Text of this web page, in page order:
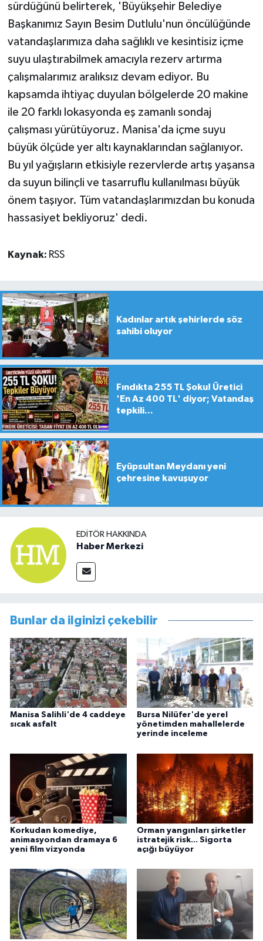
sürdüğünü belirterek, 'Büyükşehir Belediye
Başkanımız Sayın Besim Dutlulu'nun öncülüğünde
vatandaşlarımıza daha sağlıklı ve kesintisiz içme
suyu ulaştırabilmek amacıyla rezerv artırma
çalışmalarımız aralıksız devam ediyor. Bu
kapsamda ihtiyaç duyulan bölgelerde 20 makine
ile 20 farklı lokasyonda eş zamanlı sondaj
çalışması yürütüyoruz. Manisa'da içme suyu
büyük ölçüde yer altı kaynaklarından sağlanıyor.
Bu yıl yağışların etkisiyle rezervlerde artış yaşansa
da suyun bilinçli ve tasarruflu kullanılması büyük
önem taşıyor. Tüm vatandaşlarımızdan bu konuda
hassasiyet bekliyoruz' dedi.
Kaynak: RSS
Kadınlar artık şehirlerde söz
sahibi oluyor
Fındıkta 255 TL Şoku! Üretici
'En Az 400 TL' diyor; Vatandaş
tepkili...
Eyüpsultan Meydanı yeni
çehresine kavuşuyor
EDITÖR HAKKINDA
Haber Merkezi
Bunlar da ilginizi çekebilir
Manisa Salihli'de 4 caddeye
sıcak asfalt
Bursa Nilüfer'de yerel
yönetimden mahallelerde
yerinde inceleme
Korkudan komediye,
animasyondan dramaya 6
yeni film vizyonda
Orman yangınları şirketler
istratejik risk... Sigorta
açığı büyüyor